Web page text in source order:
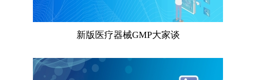
新版医疗器械GMP大家谈